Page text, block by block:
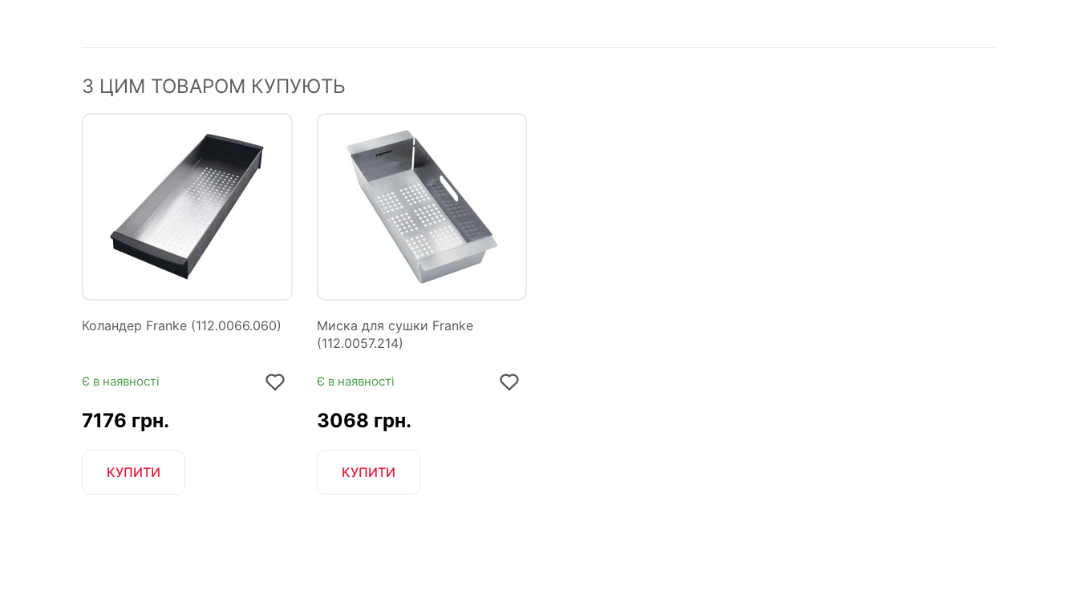
З ЦИМ ТОВАРОМ КУПУЮТЬ
Коландер Franke (112.0066.060)
Є в наявності
7176 грн.
КУПИТИ
Миска для сушки Franke
(112.0057.214)
Є в наявності
3068 грн.
КУПИТИ